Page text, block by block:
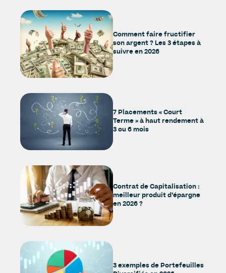
Comment faire fructifier
son argent ? Les 3 étapes à
suivre en 2026
7 Placements « Court
Terme » à haut rendement à
3 ou 6 mois
Contrat de Capitalisation :
meilleur produit d’épargne
en 2026 ?
3 exemples de Portefeuilles